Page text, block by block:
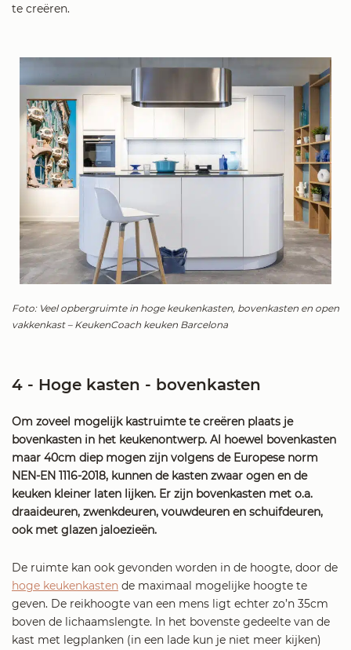
te creëren.
Foto: Veel opbergruimte in hoge keukenkasten, bovenkasten en open
vakkenkast – KeukenCoach keuken Barcelona
4 - Hoge kasten - bovenkasten
Om zoveel mogelijk kastruimte te creëren plaats je
bovenkasten in het keukenontwerp. Al hoewel bovenkasten
maar 40cm diep mogen zijn volgens de Europese norm
NEN-EN 1116-2018, kunnen de kasten zwaar ogen en de
keuken kleiner laten lijken. Er zijn bovenkasten met o.a.
draaideuren, zwenkdeuren, vouwdeuren en schuifdeuren,
ook met glazen jaloezieën.
De ruimte kan ook gevonden worden in de hoogte, door de
hoge keukenkasten de maximaal mogelijke hoogte te
geven. De reikhoogte van een mens ligt echter zo’n 35cm
boven de lichaamslengte. In het bovenste gedeelte van de
kast met legplanken (in een lade kun je niet meer kijken)